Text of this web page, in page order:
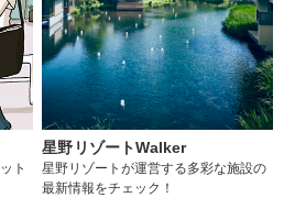
ト
星野リゾートWalker
星野リゾートが運営する多彩な施設の
最新情報をチェック！